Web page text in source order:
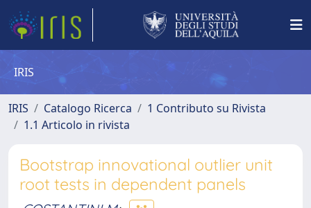
IRIS
IRIS Catalogo Ricerca
1 Contributo su Rivista
1.1 Articolo in rivista
Bootstrap innovational outlier unit
root tests in dependent panels